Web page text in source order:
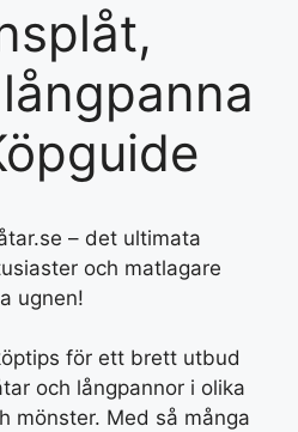
– det ultimata
och matlagare
ugnen!
för ett brett utbud
och långpannor i olika
mönster. Med så många